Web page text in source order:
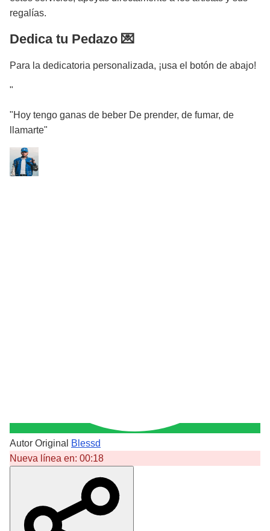
regalías.
Dedica tu Pedazo 💌
Para la dedicatoria personalizada, ¡usa el botón de abajo!
"
"Hoy tengo ganas de beber De prender, de fumar, de
llamarte"
Autor Original
Blessd
Nueva línea en: 00:18